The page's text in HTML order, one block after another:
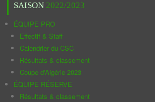
SAISON 2022/2023
ÉQUIPE PRO
Effectif & Staff
Calendrier du CSC
Résultats & classement
Coupe d'Algérie 2023
ÉQUIPE RÉSERVE
Résultats & classement